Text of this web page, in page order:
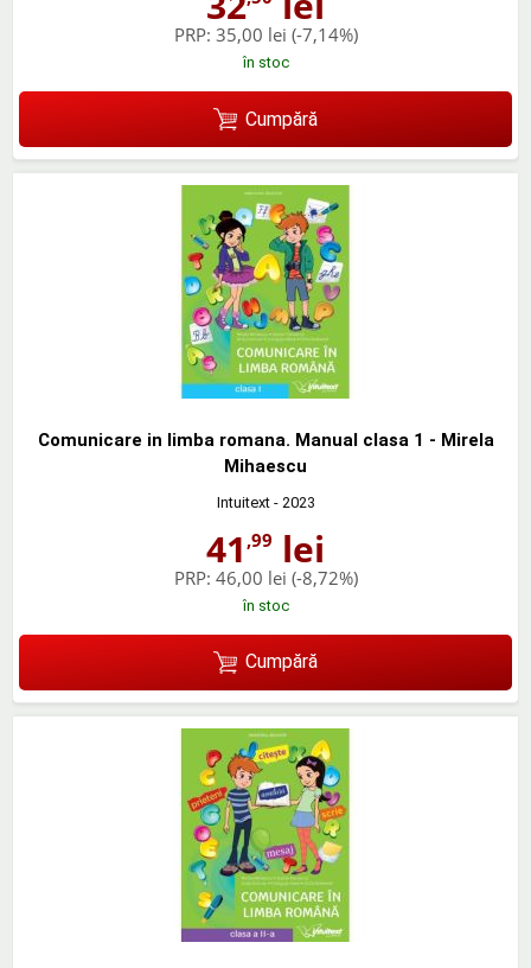
PRP: 35,00 lei (-7,14%)
în stoc
Cumpără
Comunicare in limba romana. Manual clasa 1 - Mirela
Mihaescu
Intuitext- 2023
41 ,99 lei
PRP: 46,00 lei (-8,72%)
în stoc
Cumpără